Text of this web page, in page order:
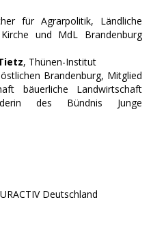
für Agrarpolitik, Ländliche
und MdL Brandenburg
, Thünen-Institut
Brandenburg, Mitglied
bäuerliche Landwirtschaft
des Bündnis Junge
Deutschland